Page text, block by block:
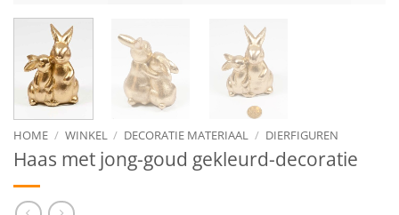
HOME / WINKEL / DECORATIE MATERIAAL / DIERFIGUREN
Haas met jong-goud gekleurd-decoratie